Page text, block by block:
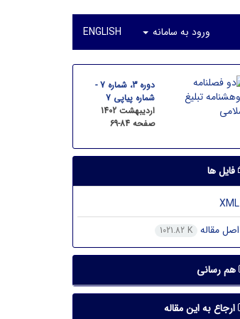
ورود به سامانه ENGLISH
دوره 3، شماره 7 -
شماره پیاپی 7
اردیبهشت 1402
صفحه 69-84
فایل ها
XML
اصل مقاله
1021.82 K
هم رسانی
ارجاع به این مقاله